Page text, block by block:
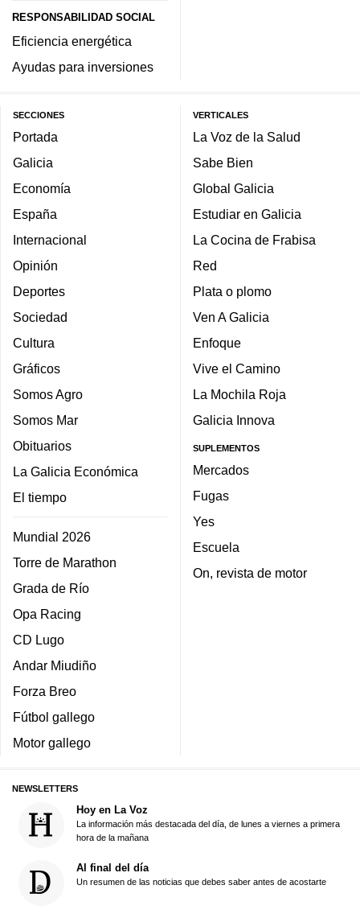
RESPONSABILIDAD SOCIAL
Eficiencia energética
Ayudas para inversiones
SECCIONES
Portada
Galicia
Economía
España
Internacional
Opinión
Deportes
Sociedad
Cultura
Gráficos
Somos Agro
Somos Mar
Obituarios
La Galicia Económica
El tiempo
Mundial 2026
Torre de Marathon
Grada de Río
Opa Racing
CD Lugo
Andar Miudiño
Forza Breo
Fútbol gallego
Motor gallego
VERTICALES
La Voz de la Salud
Sabe Bien
Global Galicia
Estudiar en Galicia
La Cocina de Frabisa
Red
Plata o plomo
Ven A Galicia
Enfoque
Vive el Camino
La Mochila Roja
Galicia Innova
SUPLEMENTOS
Mercados
Fugas
Yes
Escuela
On, revista de motor
NEWSLETTERS
Hoy en La Voz
La información más destacada del día, de lunes a viernes a primera
hora de la mañana
Al final del día
Un resumen de las noticias que debes saber antes de acostarte